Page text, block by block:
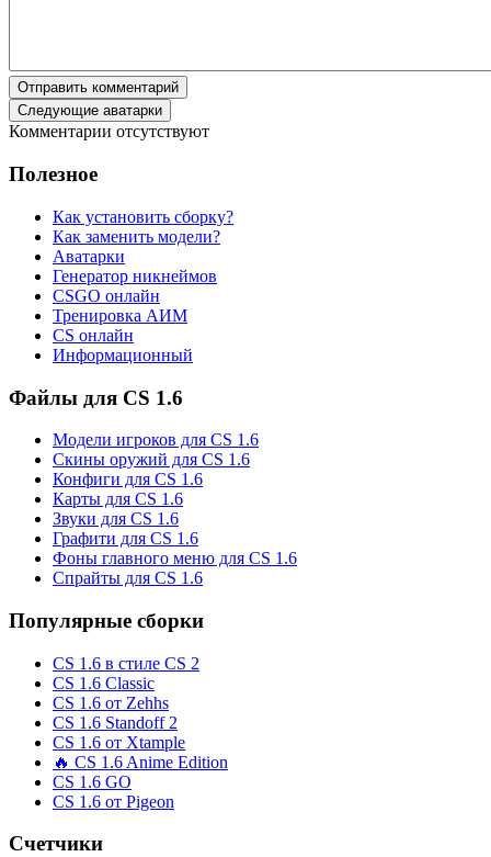
Отправить комментарий
Следующие аватарки
Комментарии отсутствуют
Полезное
Как установить сборку?
Как заменить модели?
Аватарки
Генератор никнеймов
CSGO онлайн
Тренировка АИМ
CS онлайн
Информационный
Файлы для CS 1.6
Модели игроков для CS 1.6
Скины оружий для CS 1.6
Конфиги для CS 1.6
Карты для CS 1.6
Звуки для CS 1.6
Графити для CS 1.6
Фоны главного меню для CS 1.6
Спрайты для CS 1.6
Популярные сборки
CS 1.6 в стиле CS 2
CS 1.6 Classic
CS 1.6 от Zehhs
CS 1.6 Standoff 2
CS 1.6 от Xtample
🔥 CS 1.6 Anime Edition
CS 1.6 GO
CS 1.6 от Pigeon
Счетчики